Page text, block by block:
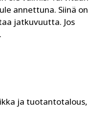
annettuna. Siinä on
jatkuvuutta. Jos
ja tuotantotalous,